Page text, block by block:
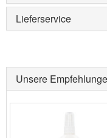
Lieferservice
Unsere